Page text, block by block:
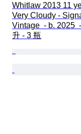
Whitlaw 2013 11
Very Cloudy -
Vintage  - b. 2025
升 - 3 瓶